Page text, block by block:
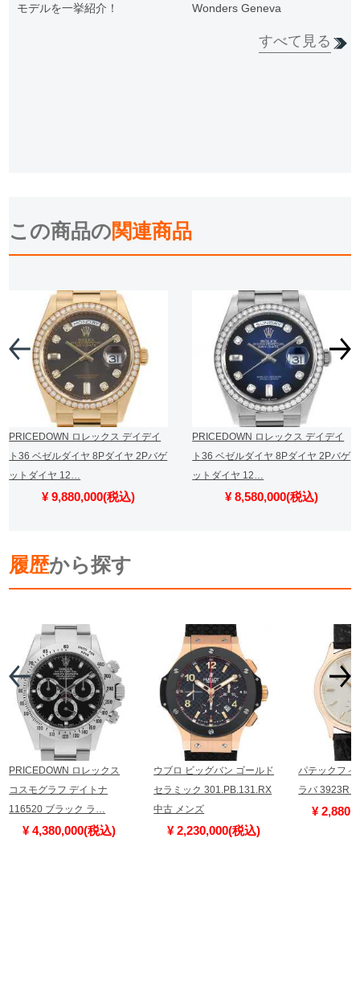
モデルを一挙紹介！
Wonders Geneva
すべて見る
この商品の関連商品
PRICEDOWN ロレックス デイデイ
ト36 ベゼルダイヤ 8Pダイヤ 2Pバゲ
ットダイヤ 12…
¥ 9,880,000(税込)
PRICEDOWN ロレックス デイデイ
ト36 ベゼルダイヤ 8Pダイヤ 2Pバゲ
ットダイヤ 12…
¥ 8,580,000(税込)
履歴から探す
PRICEDOWN ロレックス
コスモグラフ デイトナ
116520 ブラック ラ…
¥ 4,380,000(税込)
ウブロ ビッグバン ゴールド
セラミック 301.PB.131.RX
中古 メンズ
¥ 2,230,000(税込)
パテックフィ
ラバ 3923R
¥